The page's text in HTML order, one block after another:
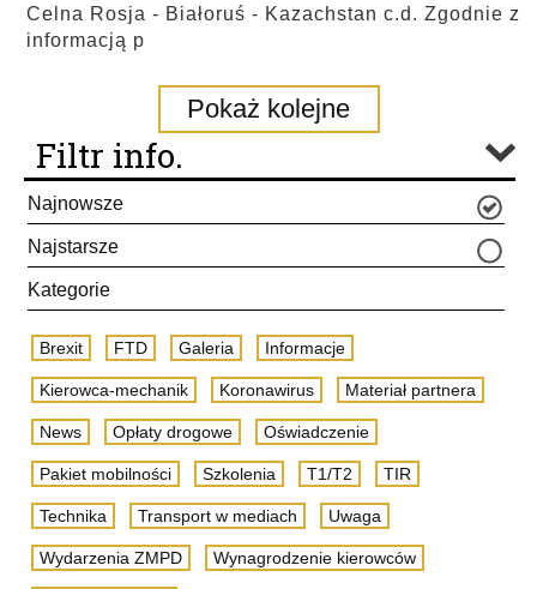
Celna Rosja - Białoruś - Kazachstan c.d. Zgodnie z
informacją p
Pokaż kolejne
Filtr info.
Najnowsze
Najstarsze
Kategorie
Brexit FTD Galeria Informacje
Kierowca-mechanik Koronawirus Materiał partnera
News Opłaty drogowe Oświadczenie
Pakiet mobilności Szkolenia T1/T2 TIR
Technika Transport w mediach Uwaga
Wydarzenia ZMPD Wynagrodzenie kierowców